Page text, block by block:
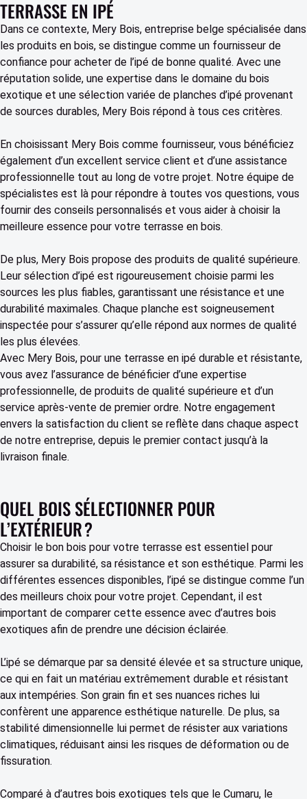
TERRASSE EN IPÉ
Dans ce contexte, Mery Bois, entreprise belge spécialisée dans
les produits en bois, se distingue comme un fournisseur de
confiance pour acheter de l’ipé de bonne qualité. Avec une
réputation solide, une expertise dans le domaine du bois
exotique et une sélection variée de planches d’ipé provenant
de sources durables, Mery Bois répond à tous ces critères.
En choisissant Mery Bois comme fournisseur, vous bénéficiez
également d’un excellent service client et d’une assistance
professionnelle tout au long de votre projet. Notre équipe de
spécialistes est là pour répondre à toutes vos questions, vous
fournir des conseils personnalisés et vous aider à choisir la
meilleure essence pour votre terrasse en bois.
De plus, Mery Bois propose des produits de qualité supérieure.
Leur sélection d’ipé est rigoureusement choisie parmi les
sources les plus fiables, garantissant une résistance et une
durabilité maximales. Chaque planche est soigneusement
inspectée pour s’assurer qu’elle répond aux normes de qualité
les plus élevées.
Avec Mery Bois, pour une terrasse en ipé durable et résistante,
vous avez l’assurance de bénéficier d’une expertise
professionnelle, de produits de qualité supérieure et d’un
service après-vente de premier ordre. Notre engagement
envers la satisfaction du client se reflète dans chaque aspect
de notre entreprise, depuis le premier contact jusqu’à la
livraison finale.
QUEL BOIS SÉLECTIONNER POUR
L’EXTÉRIEUR ?
Choisir le bon bois pour votre terrasse est essentiel pour
assurer sa durabilité, sa résistance et son esthétique. Parmi les
différentes essences disponibles, l’ipé se distingue comme l’un
des meilleurs choix pour votre projet. Cependant, il est
important de comparer cette essence avec d’autres bois
exotiques afin de prendre une décision éclairée.
L’ipé se démarque par sa densité élevée et sa structure unique,
ce qui en fait un matériau extrêmement durable et résistant
aux intempéries. Son grain fin et ses nuances riches lui
confèrent une apparence esthétique naturelle. De plus, sa
stabilité dimensionnelle lui permet de résister aux variations
climatiques, réduisant ainsi les risques de déformation ou de
fissuration.
Comparé à d’autres bois exotiques tels que le Cumaru, le